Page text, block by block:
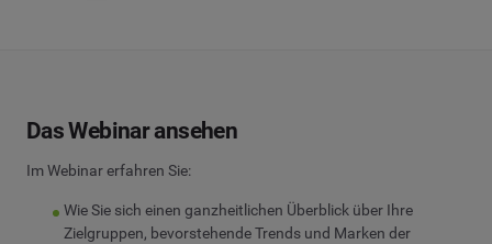
Das Webinar ansehen
Im Webinar erfahren Sie:
Wie Sie sich einen ganzheitlichen Überblick über Ihre
Zielgruppen, bevorstehende Trends und Marken der